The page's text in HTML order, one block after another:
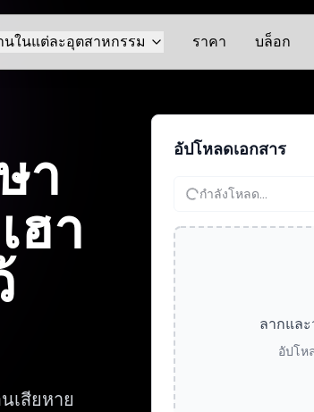
นในแต่ละอุตสาหกรรม ราคา บล็อก
า
ฮา
เสียหาย
อัปโหลดเอกสาร
กำลังโหลด...
ลากแล
อัปโห